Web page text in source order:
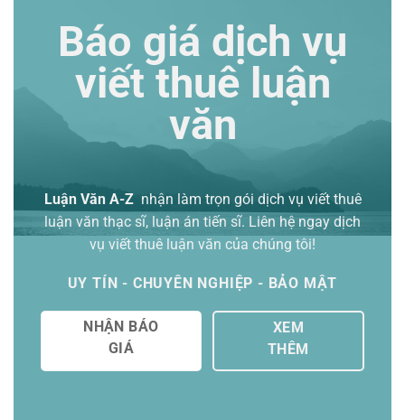
Báo giá dịch vụ
viết thuê luận
văn
Luận Văn A-Z nhận làm trọn gói dịch vụ viết thuê
luận văn thạc sĩ, luận án tiến sĩ. Liên hệ ngay dịch
vụ viết thuê luận văn của chúng tôi!
UY TÍN - CHUYÊN NGHIỆP - BẢO MẬT
NHẬN BÁO
GIÁ
XEM
THÊM